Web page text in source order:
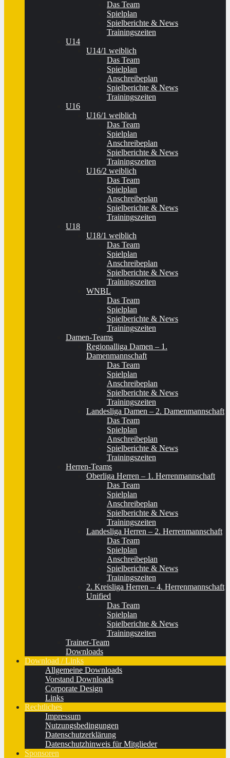
Das Team
Spielplan
Spielberichte & News
Trainingszeiten
U14
U14/1 weiblich
Das Team
Spielplan
Anschreibeplan
Spielberichte & News
Trainingszeiten
U16
U16/1 weiblich
Das Team
Spielplan
Anschreibeplan
Spielberichte & News
Trainingszeiten
U16/2 weiblich
Das Team
Spielplan
Anschreibeplan
Spielberichte & News
Trainingszeiten
U18
U18/1 weiblich
Das Team
Spielplan
Anschreibeplan
Spielberichte & News
Trainingszeiten
WNBL
Das Team
Spielplan
Spielberichte & News
Trainingszeiten
Damen-Teams
Regionalliga Damen – 1.
Damenmannschaft
Das Team
Spielplan
Anschreibeplan
Spielberichte & News
Trainingszeiten
Landesliga Damen – 2. Damenmannschaft
Das Team
Spielplan
Anschreibeplan
Spielberichte & News
Trainingszeiten
Herren-Teams
Oberliga Herren – 1. Herrenmannschaft
Das Team
Spielplan
Anschreibeplan
Spielberichte & News
Trainingszeiten
Landesliga Herren – 2. Herrenmannschaft
Das Team
Spielplan
Anschreibeplan
Spielberichte & News
Trainingszeiten
2. Kreisliga Herren – 4. Herrenmannschaft
Unified
Das Team
Spielplan
Spielberichte & News
Trainingszeiten
Trainer-Team
Downloads
Download / Links
Allgemeine Downloads
Vorstand Downloads
Corporate Design
Links
Rechtliches
Impressum
Nutzungsbedingungen
Datenschutzerklärung
Datenschutzhinweis für Mitglieder
Sponsoren